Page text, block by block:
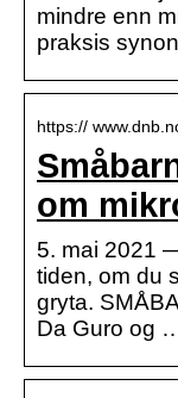
mindre enn
praksis
https://
om
5. mai 2021
tiden, om du
gryta.
Da Guro og